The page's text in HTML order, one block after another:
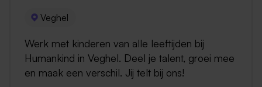
Veghel
Werk met kinderen van alle leeftijden bij
Humankind in Veghel. Deel je talent, groei mee
en maak een verschil. Jij telt bij ons!